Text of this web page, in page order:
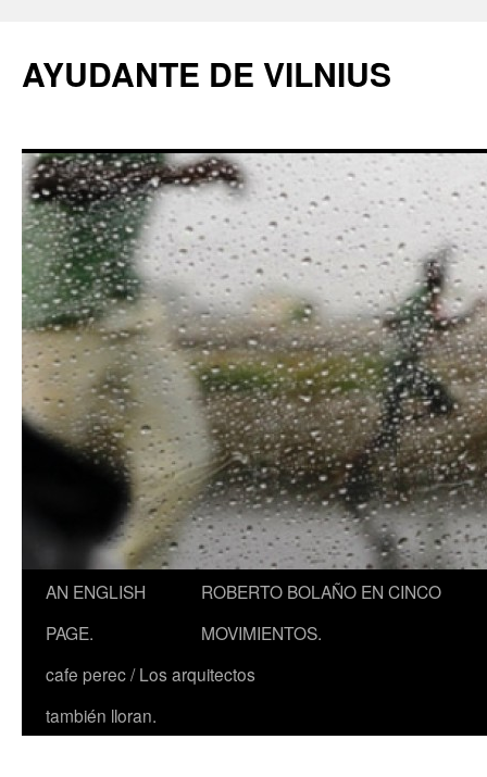
AYUDANTE DE VILNIUS
AN ENGLISH
PAGE.
ROBERTO BOLAÑO EN CINCO
MOVIMIENTOS.
cafe perec / Los arquitectos
también lloran.